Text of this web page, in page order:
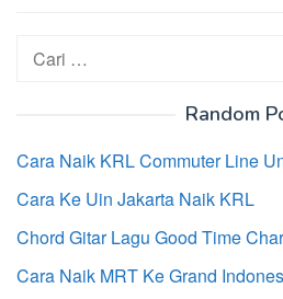
Cari
untuk:
Random
Cara Naik KRL Commuter Line
Cara Ke Uin Jakarta Naik KRL
Chord Gitar Lagu Good Time
Cara Naik MRT Ke Grand